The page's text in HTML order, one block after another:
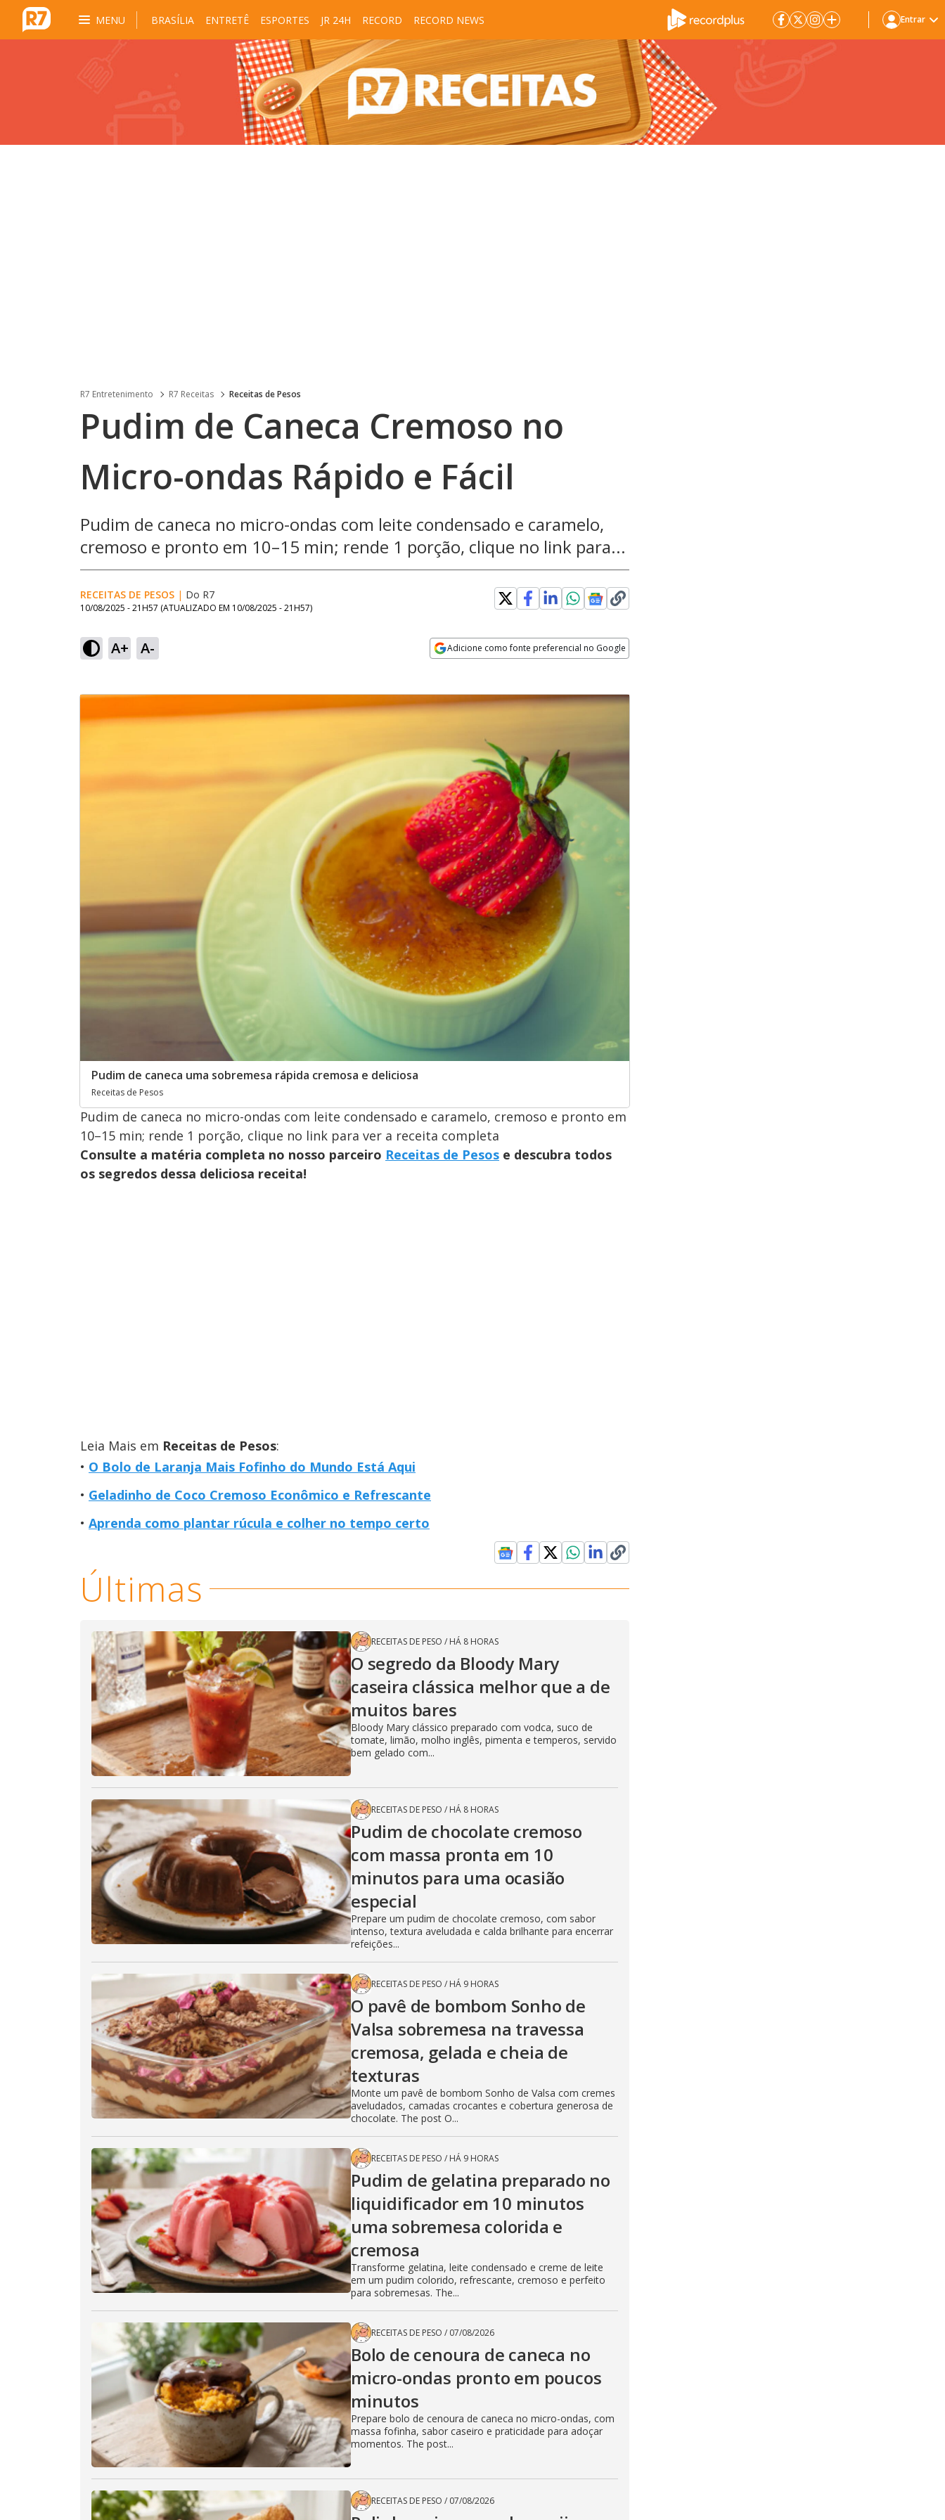
MENU BRASÍLIA ENTRETÊ ESPORTES JR 24H RECORD RECORD NEWS Entrar
R7 Entretenimento R7 Receitas Receitas de Pesos
Pudim de Caneca Cremoso no
Micro-ondas Rápido e Fácil
Pudim de caneca no micro-ondas com leite condensado e caramelo,
cremoso e pronto em 10–15 min; rende 1 porção, clique no link para...
RECEITAS DE PESOS | Do R7
10/08/2025 - 21H57 (ATUALIZADO EM 10/08/2025 - 21H57)
A+ A- Adicione como fonte preferencial no Google
Pudim de caneca uma sobremesa rápida cremosa e deliciosa
Receitas de Pesos
Pudim de caneca no micro-ondas com leite condensado e caramelo, cremoso e pronto em
10–15 min; rende 1 porção, clique no link para ver a receita completa
Consulte a matéria completa no nosso parceiro Receitas de Pesos e descubra todos
os segredos dessa deliciosa receita!
Leia Mais em Receitas de Pesos:
O Bolo de Laranja Mais Fofinho do Mundo Está Aqui
Geladinho de Coco Cremoso Econômico e Refrescante
Aprenda como plantar rúcula e colher no tempo certo
Últimas
RECEITAS DE PESO / HÁ 8 HORAS
O segredo da Bloody Mary
caseira clássica melhor que a de
muitos bares
Bloody Mary clássico preparado com vodca, suco de
tomate, limão, molho inglês, pimenta e temperos, servido
bem gelado com...
RECEITAS DE PESO / HÁ 8 HORAS
Pudim de chocolate cremoso
com massa pronta em 10
minutos para uma ocasião
especial
Prepare um pudim de chocolate cremoso, com sabor
intenso, textura aveludada e calda brilhante para encerrar
refeições...
RECEITAS DE PESO / HÁ 9 HORAS
O pavê de bombom Sonho de
Valsa sobremesa na travessa
cremosa, gelada e cheia de
texturas
Monte um pavê de bombom Sonho de Valsa com cremes
aveludados, camadas crocantes e cobertura generosa de
chocolate. The post O...
RECEITAS DE PESO / HÁ 9 HORAS
Pudim de gelatina preparado no
liquidificador em 10 minutos
uma sobremesa colorida e
cremosa
Transforme gelatina, leite condensado e creme de leite
em um pudim colorido, refrescante, cremoso e perfeito
para sobremesas. The...
RECEITAS DE PESO / 07/08/2026
Bolo de cenoura de caneca no
micro-ondas pronto em poucos
minutos
Prepare bolo de cenoura de caneca no micro-ondas, com
massa fofinha, sabor caseiro e praticidade para adoçar
momentos. The post...
RECEITAS DE PESO / 07/08/2026